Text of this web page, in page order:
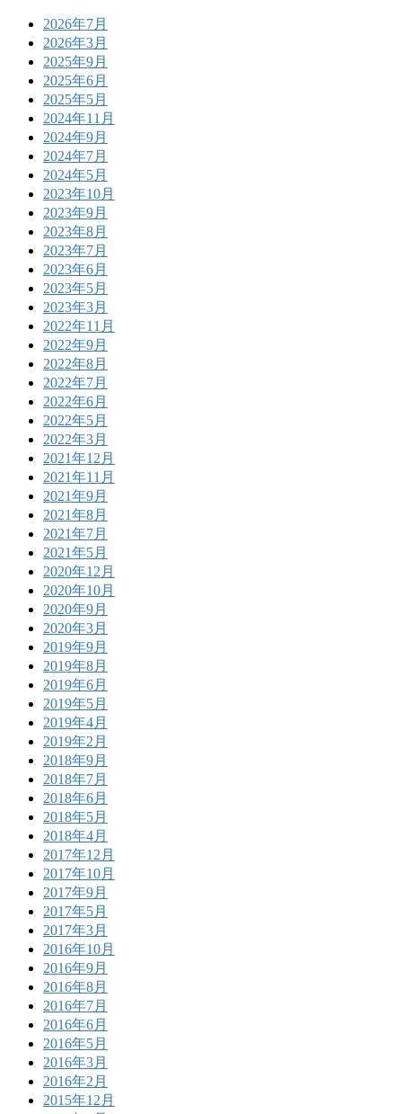
2026年7月
2026年3月
2025年9月
2025年6月
2025年5月
2024年11月
2024年9月
2024年7月
2024年5月
2023年10月
2023年9月
2023年8月
2023年7月
2023年6月
2023年5月
2023年3月
2022年11月
2022年9月
2022年8月
2022年7月
2022年6月
2022年5月
2022年3月
2021年12月
2021年11月
2021年9月
2021年8月
2021年7月
2021年5月
2020年12月
2020年10月
2020年9月
2020年3月
2019年9月
2019年8月
2019年6月
2019年5月
2019年4月
2019年2月
2018年9月
2018年7月
2018年6月
2018年5月
2018年4月
2017年12月
2017年10月
2017年9月
2017年5月
2017年3月
2016年10月
2016年9月
2016年8月
2016年7月
2016年6月
2016年5月
2016年3月
2016年2月
2015年12月